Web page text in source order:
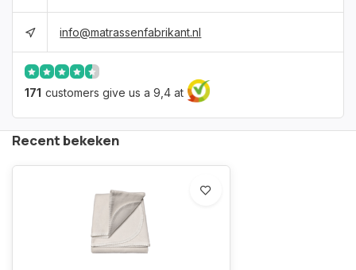
info@matrassenfabrikant.nl
171 customers give us a 9,4 at
Recent bekeken